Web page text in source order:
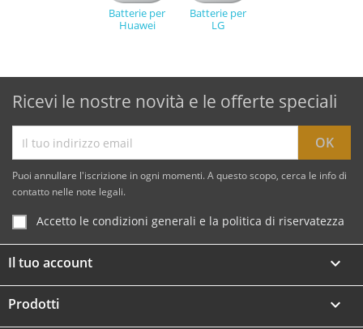
Batterie per
Huawei
Batterie per
LG
Ricevi le nostre novità e le offerte speciali
Puoi annullare l'iscrizione in ogni momenti. A questo scopo, cerca le info di
contatto nelle note legali.
Accetto le condizioni generali e la politica di riservatezza
Il tuo account 
Prodotti 